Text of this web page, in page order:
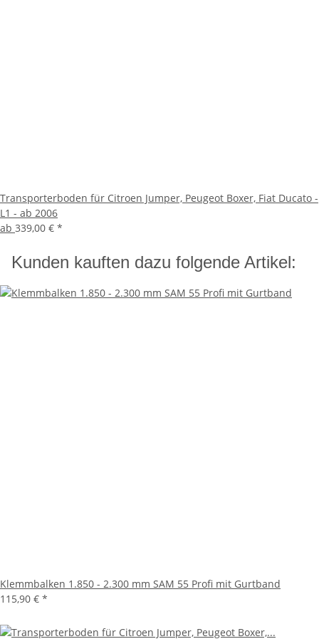
Transporterboden für Citroen Jumper, Peugeot Boxer, Fiat Ducato -
L1 - ab 2006
ab 339,00 € *
Kunden kauften dazu folgende Artikel:
Klemmbalken 1.850 - 2.300 mm SAM 55 Profi mit Gurtband
115,90 € *